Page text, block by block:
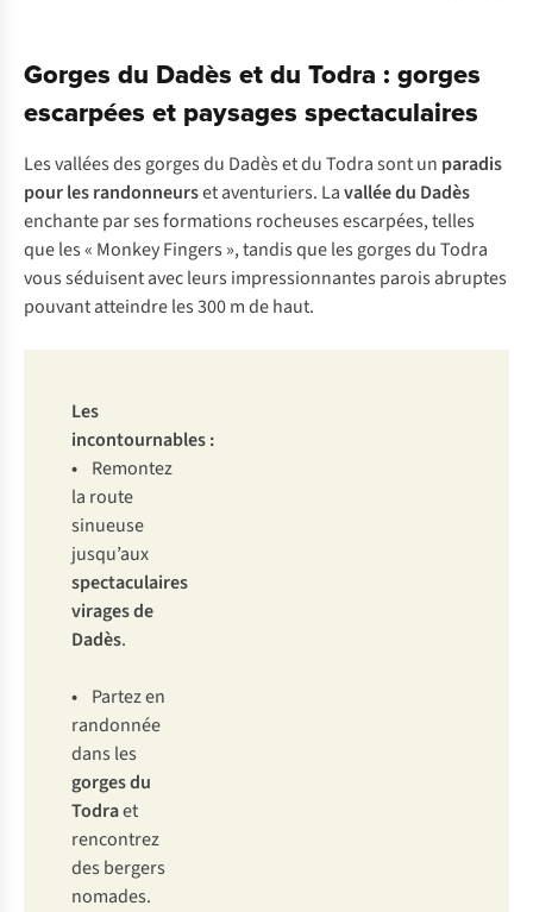
Gorges du Dadès et du Todra : gorges
escarpées et paysages spectaculaires
Les vallées des gorges du Dadès et du Todra sont un paradis
pour les randonneurset aventuriers. Lavallée du Dadès
enchante par ses formations rocheuses escarpées, telles
que les « Monkey Fingers », tandis que les gorges du Todra
vous séduisent avec leurs impressionnantes parois abruptes
pouvant atteindre les 300 m de haut.
Les
incontournables :
• Remontez
la route
sinueuse
jusqu’aux
spectaculaires
virages de
Dadès.
• Partez en
randonnée
dans les
gorges du
Todraet
rencontrez
des bergers
nomades.